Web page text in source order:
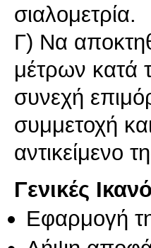
σιαλομετρία.
Γ) Να
μέτρων κατά
συνεχή
συμμετοχή
Γενικές
Εφαρμογή